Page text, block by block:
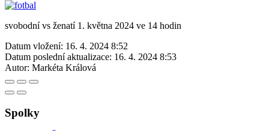
svobodní vs ženatí 1. května 2024 ve 14 hodin
Datum vložení: 16. 4. 2024 8:52
Datum poslední aktualizace: 16. 4. 2024 8:53
Autor: Markéta Králová
Spolky